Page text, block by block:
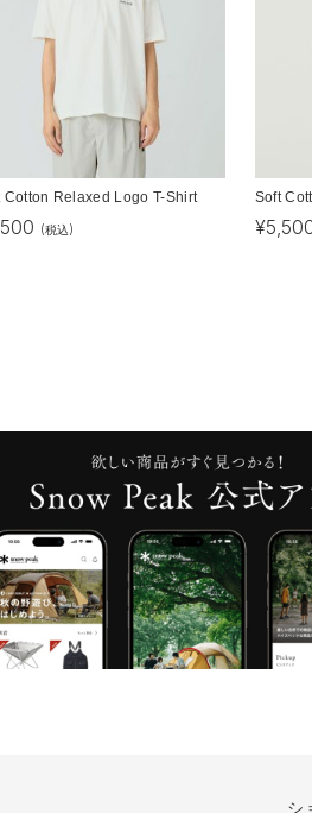
Cotton Relaxed Logo T-Shirt
(税込)
Soft
¥
シ